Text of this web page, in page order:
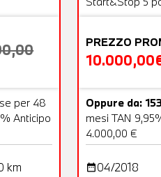
per 48
Anticipo
km
PREZZO
Oppure da:
mesi TAN
4.000,00 €
date_range04/2018